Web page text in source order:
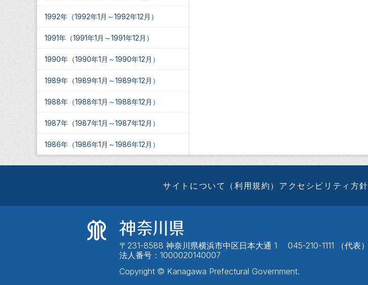
1992年（1992年1月～1992年12月）
1991年（1991年1月～1991年12月）
1990年（1990年1月～1990年12月）
1989年（1989年1月～1989年12月）
1988年（1988年1月～1988年12月）
1987年（1987年1月～1987年12月）
1986年（1986年1月～1986年12月）
サイトについて（利用規約） アクセシビリティ方針
〒231-8588 神奈川県横浜市中区日本大通 1 045-210-1111 （代表）
法人番号：1000020140007
Copyright © Kanagawa Prefectural Government.